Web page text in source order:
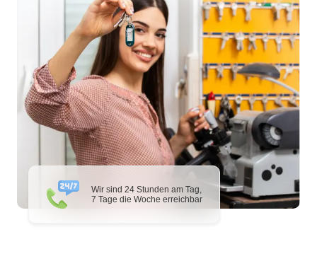
Wir sind 24 Stunden am Tag,
7 Tage die Woche erreichbar